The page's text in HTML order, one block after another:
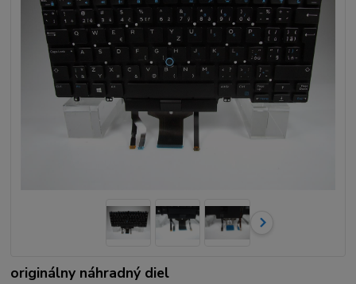
originálny náhradný diel